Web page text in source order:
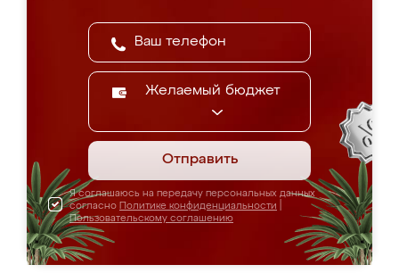
Желаемый бюджет
Отправить
Я соглашаюсь на передачу персональных данных
согласно Политике конфиденциальности
Пользовательскому соглашению